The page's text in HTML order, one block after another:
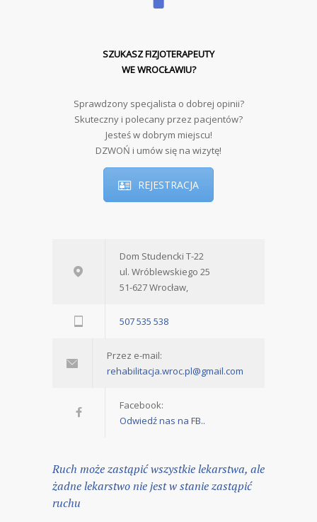
SZUKASZ FIZJOTERAPEUTY
WE WROCŁAWIU?
Sprawdzony specjalista o dobrej opinii?
Skuteczny i polecany przez pacjentów?
Jesteś w dobrym miejscu!
DZWOŃ i umów się na wizytę!
REJESTRACJA
Dom Studencki T-22
ul. Wróblewskiego 25
51-627 Wrocław,
507 535 538
Przez e-mail:
rehabilitacja.wroc.pl@gmail.com
Facebook:
Odwiedź nas na FB..
Ruch może zastąpić wszystkie lekarstwa, ale
żadne lekarstwo nie jest w stanie zastąpić
ruchu